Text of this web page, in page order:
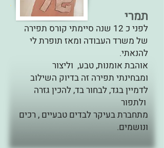
תמרי
לפני כ 12 שנה סיימתי קורס תפירה
של משרד העבודה ומאז תופרת לי
להנאתי.
אוהבת אומנות, טבע, וליצור
ומבחינתי תפירה זה בדיוק השילוב
לדמיין בגד, לבחור בד, להכין גזרה
ולתפור
מתחברת בעיקר לבדים טבעיים , רכים
ונושמים.